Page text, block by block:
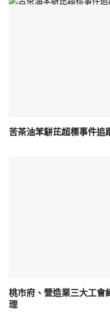
苦茶油苯駢芘超標事件
桃市府、營造業三大工會
理